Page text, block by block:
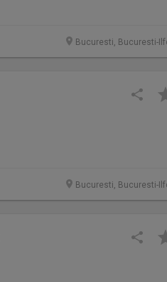
Bucuresti, Bucuresti-
Bucuresti, Bucuresti-